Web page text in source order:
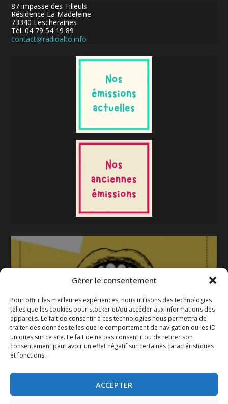
Gérer le consentement
Pour offrir les meilleures expériences, nous utilisons des technologies
telles que les cookies pour stocker et/ou accéder aux informations des
appareils. Le fait de consentir à ces technologies nous permettra de
traiter des données telles que le comportement de navigation ou les ID
uniques sur ce site. Le fait de ne pas consentir ou de retirer son
consentement peut avoir un effet négatif sur certaines caractéristiques
et fonctions.
ACCEPTER
87 impasse des Tilleuls
Résidence La Madeleine
73340 Lescheraines
Tél. 04 79 54 19 89
contact@radioalto.info
La gazette 2025-2026